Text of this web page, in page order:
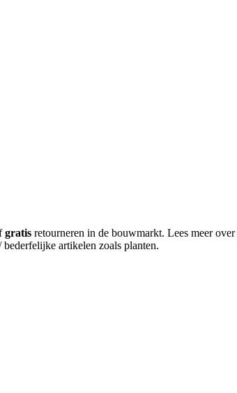
gratis retourneren in de bouwmarkt. Lees meer over
artikelen zoals planten.